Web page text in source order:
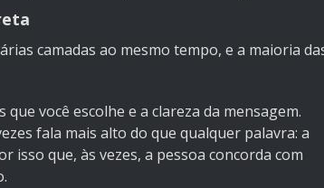
camadas ao mesmo tempo, e a maioria
você escolhe e a clareza da mensagem.
fala mais alto do que qualquer palavra: a
isso que, às vezes, a pessoa concorda com